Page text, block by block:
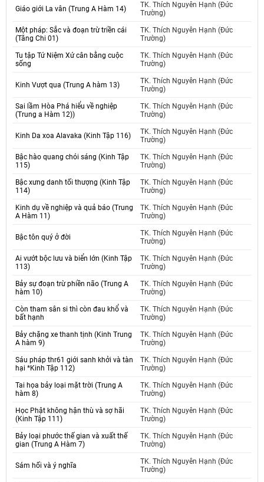
Giáo giới La vân (Trung A Hàm 14)
TK. Thích Nguyên Hạnh (Đức
Trường)
Một pháp: Sắc và đoạn trừ triền cái
(Tăng Chi 01)
TK. Thích Nguyên Hạnh (Đức
Trường)
Tu tập Tứ Niệm Xứ cân bằng cuộc
sống
TK. Thích Nguyên Hạnh (Đức
Trường)
Kinh Vượt qua (Trung A hàm 13)
TK. Thích Nguyên Hạnh (Đức
Trường)
Sai lầm Hòa Phá hiểu về nghiệp
(Trung a Hàm 12))
TK. Thích Nguyên Hạnh (Đức
Trường)
Kinh Da xoa Alavaka (Kinh Tập 116)
TK. Thích Nguyên Hạnh (Đức
Trường)
Bậc hào quang chói sáng (Kinh Tập
115)
TK. Thích Nguyên Hạnh (Đức
Trường)
Bậc xưng danh tối thượng (Kinh Tập
114)
TK. Thích Nguyên Hạnh (Đức
Trường)
Kinh dụ về nghiệp và quả báo (Trung
A Hàm 11)
TK. Thích Nguyên Hạnh (Đức
Trường)
Bậc tôn quý ở đời
TK. Thích Nguyên Hạnh (Đức
Trường)
Ai vướt bộc lưu và biển lớn (Kinh Tập
113)
TK. Thích Nguyên Hạnh (Đức
Trường)
Bảy sự đoạn trừ phiền não (Trung A
hàm 10)
TK. Thích Nguyên Hạnh (Đức
Trường)
Còn tham sân si thì còn đau khổ và
bất hạnh
TK. Thích Nguyên Hạnh (Đức
Trường)
Bảy chặng xe thanh tịnh (Kinh Trung
A hàm 9)
TK. Thích Nguyên Hạnh (Đức
Trường)
Sáu pháp thr61 giới sanh khởi và tàn
hại *Kinh Tập 112)
TK. Thích Nguyên Hạnh (Đức
Trường)
Tai họa bảy loại mặt trời (Trung A
hàm 8)
TK. Thích Nguyên Hạnh (Đức
Trường)
Học Phật không hận thù và sợ hãi
(Kinh Tập 111)
TK. Thích Nguyên Hạnh (Đức
Trường)
Bảy loại phước thế gian và xuất thế
gian (Trung A Hàm 7)
TK. Thích Nguyên Hạnh (Đức
Trường)
Sám hối và ý nghĩa
TK. Thích Nguyên Hạnh (Đức
Trường)